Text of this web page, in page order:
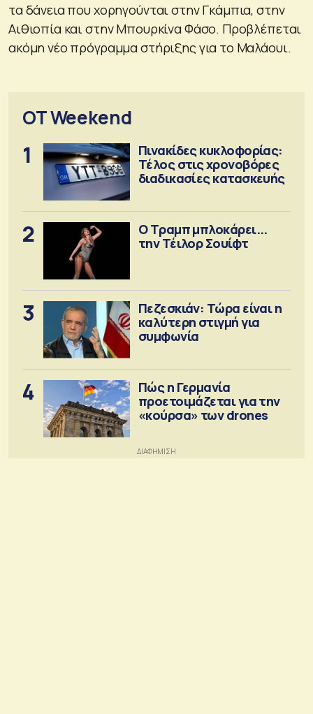
τα δάνεια που χορηγούνται στην Γκάμπια, στην
Αιθιοπία και στην Μπουρκίνα Φάσο. Προβλέπεται
ακόμη νέο πρόγραμμα στήριξης για το Μαλάουι.
OT Weekend
1
Πινακίδες κυκλοφορίας:
Τέλος στις χρονοβόρες
διαδικασίες κατασκευής
2
Ο Τραμπ μπλοκάρει...
την Τέιλορ Σουίφτ
3
Πεζεσκιάν: Τώρα είναι η
καλύτερη στιγμή για
συμφωνία
4
Πώς η Γερμανία
προετοιμάζεται για την
«κούρσα» των drones